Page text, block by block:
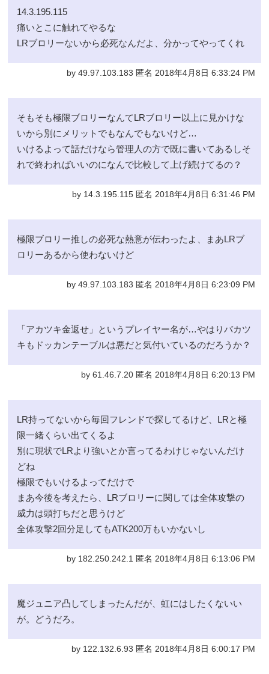
14.3.195.115
痛いとこに触れてやるな
LRブロリーないから必死なんだよ、分かってやってくれ
by 49.97.103.183 匿名 2018年4月8日 6:33:24 PM
そもそも極限ブロリーなんてLRブロリー以上に見かけな
いから別にメリットでもなんでもないけど…
いけるよって話だけなら管理人の方で既に書いてあるしそ
れで終わればいいのになんで比較して上げ続けてるの？
by 14.3.195.115 匿名 2018年4月8日 6:31:46 PM
極限ブロリー推しの必死な熱意が伝わったよ、まあLRブ
ロリーあるから使わないけど
by 49.97.103.183 匿名 2018年4月8日 6:23:09 PM
「アカツキ金返せ」というプレイヤー名が…やはりバカツ
キもドッカンテーブルは悪だと気付いているのだろうか？
by 61.46.7.20 匿名 2018年4月8日 6:20:13 PM
LR持ってないから毎回フレンドで探してるけど、LRと極
限一緒くらい出てくるよ
別に現状でLRより強いとか言ってるわけじゃないんだけ
どね
極限でもいけるよってだけで
まあ今後を考えたら、LRブロリーに関しては全体攻撃の
威力は頭打ちだと思うけど
全体攻撃2回分足してもATK200万もいかないし
by 182.250.242.1 匿名 2018年4月8日 6:13:06 PM
魔ジュニア凸してしまったんだが、虹にはしたくないい
が。どうだろ。
by 122.132.6.93 匿名 2018年4月8日 6:00:17 PM